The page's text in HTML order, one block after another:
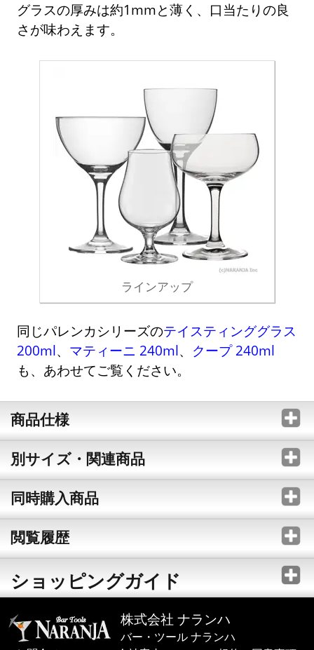
グラスの厚みは約1mmと薄く、口当たりの良
さが味わえます。
ラインアップ
同じパレンカシリーズのテイスティンググラス
200ml、 マティーニ 240ml、 クープ 240ml
も、あわせてご覧ください。
商品仕様
別サイズ・関連商品
同時購入商品
閲覧履歴
ショッピングガイド
株式会社 ナランハ
バー・ツール ナランハ